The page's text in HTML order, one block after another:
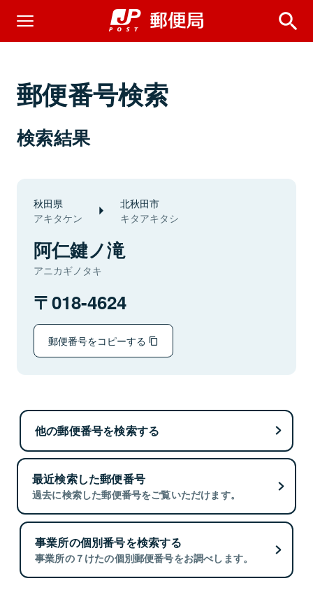
郵便番号検索
検索結果
秋田県
アキタケン
北秋田市
キタアキタシ
阿仁鍵ノ滝
アニカギノタキ
018-4624
郵便番号をコピーする
他の郵便番号を検索する
最近検索した郵便番号
過去に検索した郵便番号をご覧いただけます。
事業所の個別番号を検索する
事業所の７けたの個別郵便番号をお調べします。